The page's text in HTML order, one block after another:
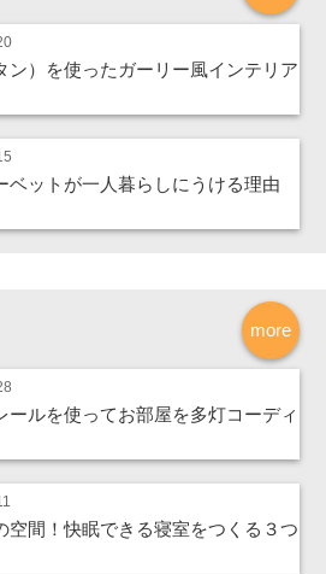
ン）を使ったガーリー風インテリア
ベットが一人暮らしにうける理由
more
ールを使ってお部屋を多灯コーディ
空間！快眠できる寝室をつくる３つ